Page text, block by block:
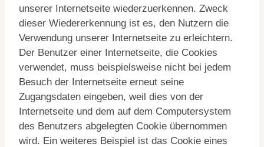
unserer Internetseite wiederzuerkennen. Zweck
dieser Wiedererkennung ist es, den Nutzern die
Verwendung unserer Internetseite zu erleichtern.
Der Benutzer einer Internetseite, die Cookies
verwendet, muss beispielsweise nicht bei jedem
Besuch der Internetseite erneut seine
Zugangsdaten eingeben, weil dies von der
Internetseite und dem auf dem Computersystem
des Benutzers abgelegten Cookie übernommen
wird. Ein weiteres Beispiel ist das Cookie eines